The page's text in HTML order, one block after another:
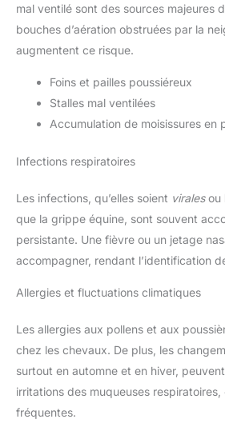
mal ventilé sont des sources majeures
bouches d’aération obstruées par la
augmentent ce risque.
Foins et pailles poussiéreux
Stalles mal ventilées
Accumulation de moisissures en
Infections respiratoires
Les infections, qu’elles soient viralesou
que la grippe équine, sont souvent
persistante. Une fièvre ou un jetage
accompagner, rendant l’identification
Allergies et fluctuations climatiques
Les allergies aux pollens et aux
chez les chevaux. De plus, les
surtout en automne et en hiver,
irritations des muqueuses
fréquentes.